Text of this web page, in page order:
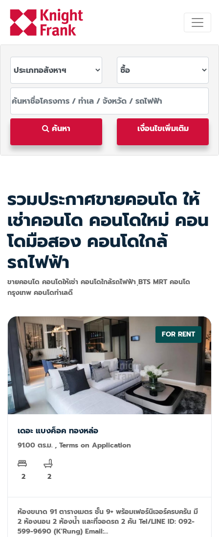
ค้นหา เงื่อนไขเพิ่มเติม
รวมประกาศขายคอนโด ให้
เช่าคอนโด คอนโดใหม่ คอน
โดมือสอง คอนโดใกล้
รถไฟฟ้า
ขายคอนโด คอนโดให้เช่า คอนโดใกล้รถไฟฟ้า ฺBTS MRT คอนโด
กรุงเทพ คอนโดทำเลดี
FOR RENT
เดอะ แบงค็อค ทองหล่อ
91.00 ตร.ม. , Terms on Application
2 2
ห้องขนาด 91 ตารางเมตร ชั้น 9+ พร้อมเฟอร์นิเจอร์ครบครัน มี
2 ห้องนอน 2 ห้องน้ำ และที่จอดรถ 2 คัน Tel/LINE ID: 092-
599-9690 (K'Rung) Email: